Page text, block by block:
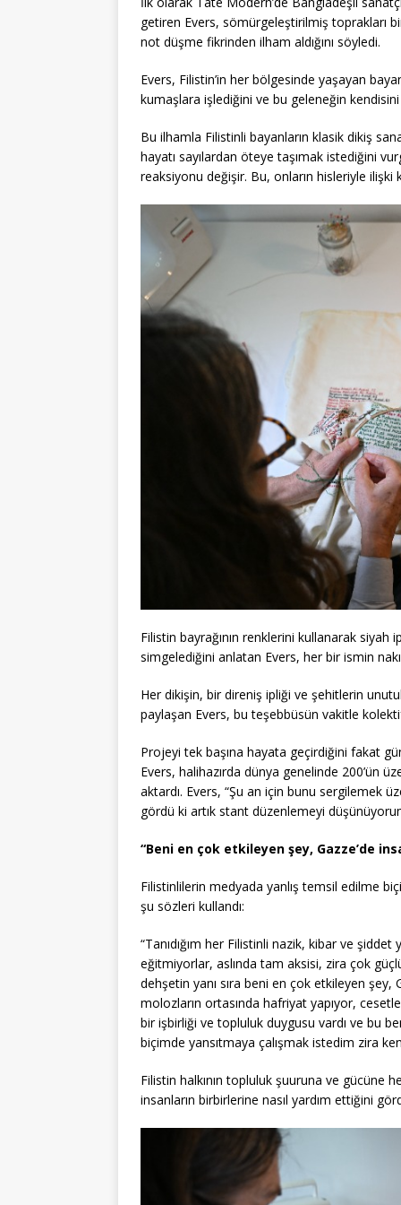
getiren Evers, sömürgeleştirilmiş toprakları
not düşme fikrinden ilham aldığını söyledi.
Evers, Filistin’in her bölgesinde yaşayan
kumaşlara işlediğini ve bu geleneğin
Bu ilhamla Filistinli bayanların klasik dikiş
hayatı sayılardan öteye taşımak istediğini
reaksiyonu değişir. Bu, onların hisleriyle ilişki
Filistin bayrağının renklerini kullanarak siyah
simgelediğini anlatan Evers, her bir ismin
Her dikişin, bir direniş ipliği ve şehitlerin
paylaşan Evers, bu teşebbüsün vakitle
Projeyi tek başına hayata geçirdiğini fakat
Evers, halihazırda dünya genelinde 200’ün
aktardı. Evers, “Şu an için bunu sergilemek
gördü ki artık stant düzenlemeyi
“Beni en çok etkileyen şey, Gazze’de
Filistinlilerin medyada yanlış temsil edilme
şu sözleri kullandı:
“Tanıdığım her Filistinli nazik, kibar ve
eğitmiyorlar, aslında tam aksisi, zira çok
dehşetin yanı sıra beni en çok etkileyen şey,
molozların ortasında hafriyat yapıyor,
bir işbirliği ve topluluk duygusu vardı ve bu
biçimde yansıtmaya çalışmak istedim zira
Filistin halkının topluluk şuuruna ve gücüne
insanların birbirlerine nasıl yardım ettiğini